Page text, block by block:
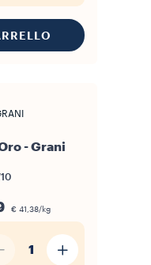
- Grani
€ 41,38/kg
1